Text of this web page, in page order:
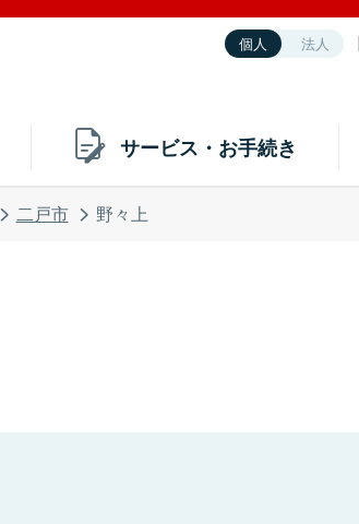
個人 法人
サービス・お手続き
二戸市 野々上